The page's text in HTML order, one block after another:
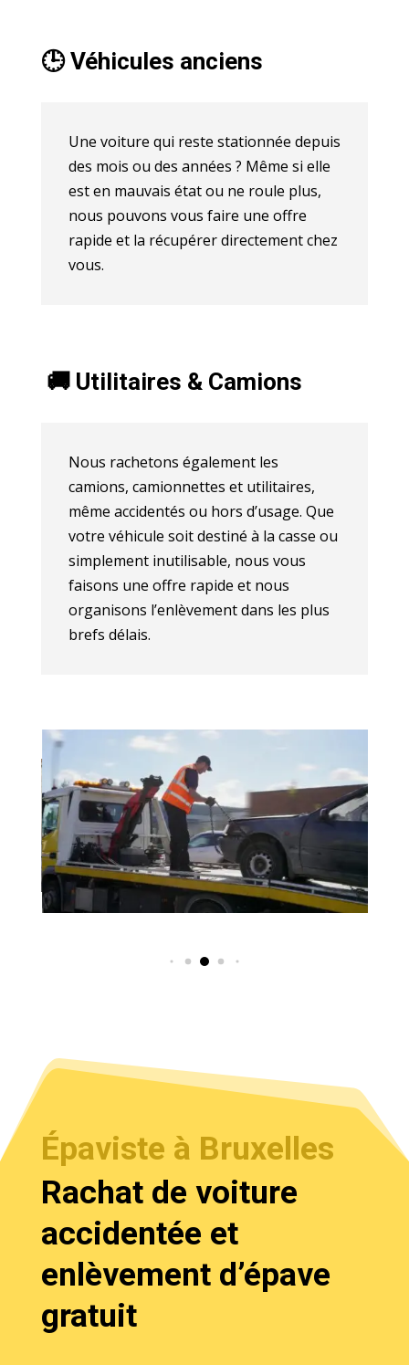
🕒 Véhicules anciens
Une voiture qui reste stationnée depuis
des mois ou des années ? Même si elle
est en mauvais état ou ne roule plus,
nous pouvons vous faire une offre
rapide et la récupérer directement chez
vous.
🚚 Utilitaires & Camions
Nous rachetons également les
camions, camionnettes et utilitaires,
même accidentés ou hors d’usage. Que
votre véhicule soit destiné à la casse ou
simplement inutilisable, nous vous
faisons une offre rapide et nous
organisons l’enlèvement dans les plus
brefs délais.
Épaviste à Bruxelles
Rachat de voiture
accidentée et
enlèvement d’épave
gratuit